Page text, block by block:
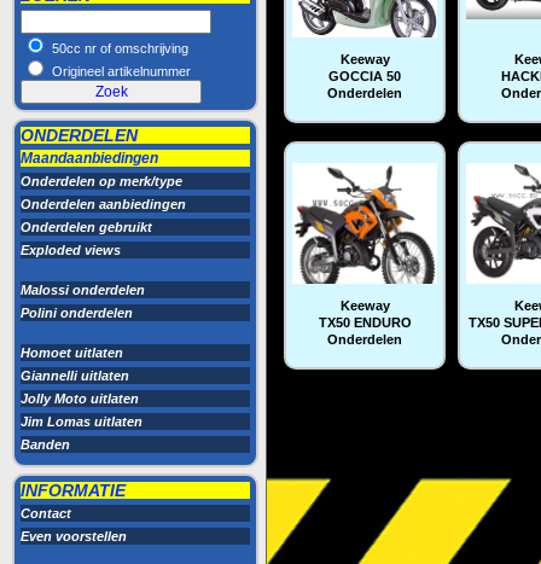
50cc nr of omschrijving
Origineel artikelnummer
ONDERDELEN
Maandaanbiedingen
Onderdelen op merk/type
Onderdelen aanbiedingen
Onderdelen gebruikt
Exploded views
Malossi onderdelen
Polini onderdelen
Homoet uitlaten
Giannelli uitlaten
Jolly Moto uitlaten
Jim Lomas uitlaten
Banden
INFORMATIE
Contact
Even voorstellen
Keeway
GOCCIA 50
Onderdelen
Keeway
TX50 ENDURO
Onderdelen
TX50